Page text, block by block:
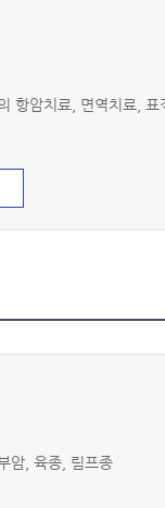
항암치료, 면역치료, 표
암, 육종, 림프종